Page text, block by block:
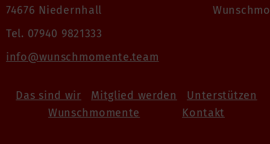
74676 Niedernhall
Tel. 07940 9821333
info@wunschmomente.team
Das sind wir Mitglied werden
Unterstützen
Wunschmomente
Kontakt